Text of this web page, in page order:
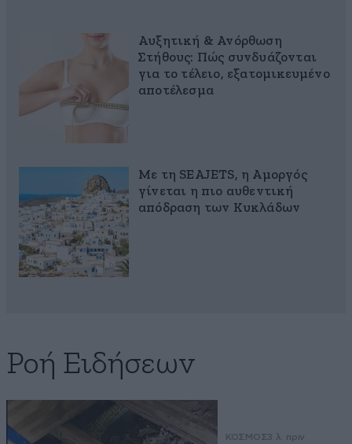
Αυξητική & Ανόρθωση
Στήθους: Πώς συνδυάζονται
για το τέλειο, εξατομικευμένο
αποτέλεσμα
Με τη SEAJETS, η Αμοργός
γίνεται η πιο αυθεντική
απόδραση των Κυκλάδων
Ροή Ειδήσεων
ΚΟΣΜΟΣ3 λ. πριν